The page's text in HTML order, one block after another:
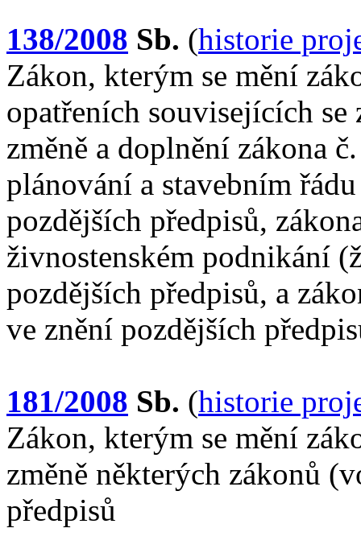
138/2008 Sb. (historie
Zákon, kterým se mění
opatřeních souvisejících se
změně a doplnění zákona
plánování a stavebním
pozdějších předpisů,
živnostenském podnikání
pozdějších předpisů, a
ve znění pozdějších
181/2008 Sb. (historie
Zákon, kterým se mění
změně některých zákonů
předpisů